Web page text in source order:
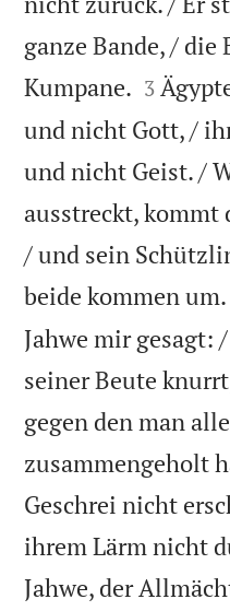
ganze Bande, /
Kumpane. 

3
und nicht Gott, /
und nicht Geist. /
ausstreckt, kommt
/ und sein
beide kommen um.
Jahwe mir gesagt:
seiner Beute
gegen den man
zusammengeholt
Geschrei nicht
ihrem Lärm nicht
Jahwe, der